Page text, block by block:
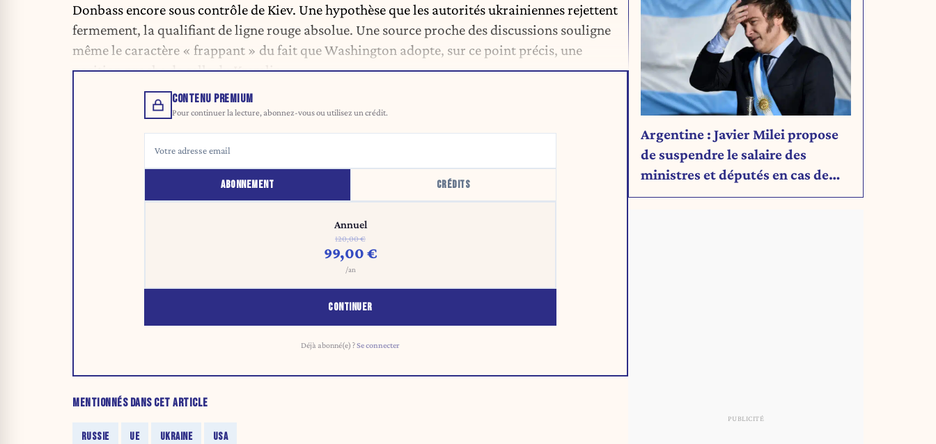
Donbass encore sous contrôle de Kiev. Une hypothèse que les autorités ukrainiennes rejettent
fermement, la qualifiant de ligne rouge absolue. Une source proche des discussions souligne
même le caractère « frappant » du fait que Washington adopte, sur ce point précis, une
position proche de celle du Kremlin.
CONTENU PREMIUM
Pour continuer la lecture, abonnez-vous ou utilisez un crédit.
ABONNEMENT CRÉDITS
Annuel
120,00 €
99,00 €
/an
CONTINUER
Déjà abonné(e) ?Se connecter
MENTIONNÉS DANS CET ARTICLE
RUSSIE UE UKRAINE USA
Argentine : Javier Milei propose
de suspendre le salaire des
ministres et députés en cas de
déficit budgétaire